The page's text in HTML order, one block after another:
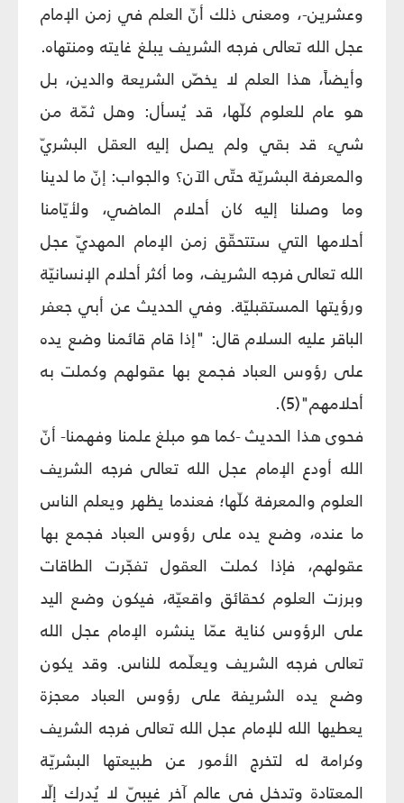
وعشرين-، ومعنى ذلك أنّ العلم في زمن الإمام
عجل الله تعالى فرجه الشريف يبلغ غايته ومنتهاه.
وأيضاً، هذا العلم لا يخصّ الشريعة والدين، بل
هو عام للعلوم كلّها، قد يُسأل: وهل ثمّة من
شيء قد بقي ولم يصل إليه العقل البشريّ
والمعرفة البشريّة حتّى الآن؟ والجواب: إنّ ما لدينا
وما وصلنا إليه كان أحلام الماضي، ولأيّامنا
أحلامها التي ستتحقّق زمن الإمام المهديّ عجل
الله تعالى فرجه الشريف، وما أكثر أحلام الإنسانيّة
ورؤيتها المستقبليّة. وفي الحديث عن أبي جعفر
الباقر عليه السلام قال: "إذا قام قائمنا وضع يده
على رؤوس العباد فجمع بها عقولهم وكملت به
أحلامهم"(5).
فحوى هذا الحديث -كما هو مبلغ علمنا وفهمنا- أنّ
الله أودع الإمام عجل الله تعالى فرجه الشريف
العلوم والمعرفة كلّها؛ فعندما يظهر ويعلم الناس
ما عنده، وضع يده على رؤوس العباد فجمع بها
عقولهم، فإذا كملت العقول تفجّرت الطاقات
وبرزت العلوم كحقائق واقعيّة، فيكون وضع اليد
على الرؤوس كناية عمّا ينشره الإمام عجل الله
تعالى فرجه الشريف ويعلّمه للناس. وقد يكون
وضع يده الشريفة على رؤوس العباد معجزة
يعطيها الله للإمام عجل الله تعالى فرجه الشريف
وكرامة له لتخرج الأمور عن طبيعتها البشريّة
المعتادة وتدخل في عالم آخر غيبيّ لا يُدرك إلّا